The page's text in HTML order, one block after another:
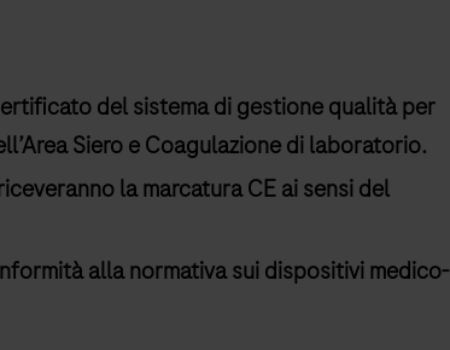
del sistema di gestione qualità per
Siero e Coagulazione di laboratorio.
la marcatura CE ai sensi del
alla normativa sui dispositivi medico-